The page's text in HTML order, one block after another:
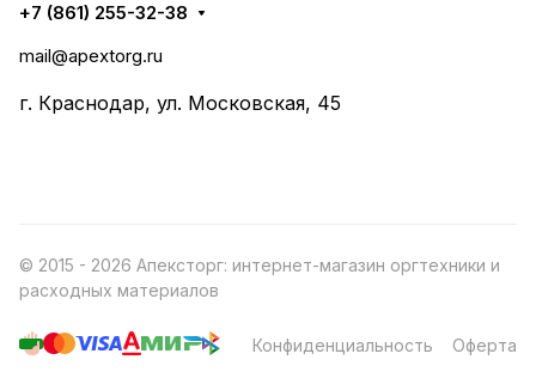
+7 (861) 255-32-38
mail@apextorg.ru
г. Краснодар, ул. Московская, 45
© 2015 - 2026 Апексторг: интернет-магазин оргтехники и
расходных материалов
Конфиденциальность Оферта